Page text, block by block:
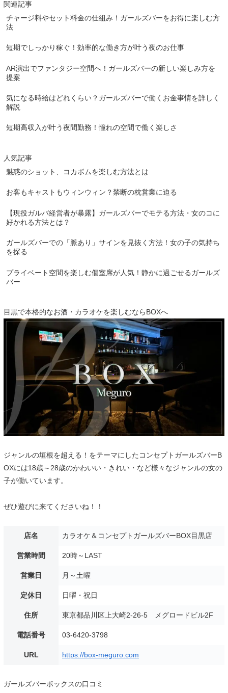
関連記事
チャージ料やセット料金の仕組み！ガールズバーをお得に楽しむ方
法
短期でしっかり稼ぐ！効率的な働き方が叶う夜のお仕事
AR演出でファンタジー空間へ！ガールズバーの新しい楽しみ方を
提案
気になる時給はどれくらい？ガールズバーで働くお金事情を詳しく
解説
短期高収入が叶う夜間勤務！憧れの空間で働く楽しさ
人気記事
魅惑のショット、コカボムを楽しむ方法とは
お客もキャストもウィンウィン？禁断の枕営業に迫る
【現役ガルバ経営者が暴露】ガールズバーでモテる方法・女のコに
好かれる方法とは？
ガールズバーでの「脈あり」サインを見抜く方法！女の子の気持ち
を探る
プライベート空間を楽しむ個室席が人気！静かに過ごせるガールズ
バー
目黒で本格的なお酒・カラオケを楽しむならBOXへ
ジャンルの垣根を超える！をテーマにしたコンセプトガールズバーB
OXには18歳～28歳のかわいい・きれい・など様々なジャンルの女の
子が働いています。
ぜひ遊びに来てくださいね！！
店名 カラオケ＆コンセプトガールズバーBOX目黒店
営業時間 20時～LAST
営業日 月～土曜
定休日 日曜・祝日
住所 東京都品川区上大崎2-26-5 メグロードビル2F
電話番号 03-6420-3798
URL https://box-meguro.com
ガールズバーボックスの口コミ